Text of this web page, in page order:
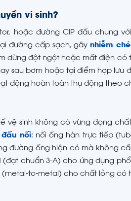
vi sinh?
hoặc đường CIP đấu chung
đường cấp sạch, gây nhiễm
dừng đột ngột hoặc mất điện có
sau bơm hoặc tại điểm hợp lưu
động hoàn toàn thụ động theo
vệ sinh không có vùng đọng
nối: nối ống hàn trực tiếp
đường ống hiện có mà không
chuẩn 3-A) cho ứng dụng phổ
(metal-to-metal) cho chất lỏng có